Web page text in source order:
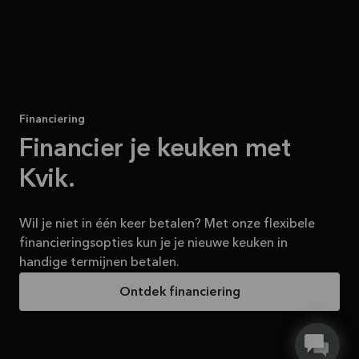
Financiering
Financier je keuken met
Kvik.
Wil je niet in één keer betalen? Met onze flexibele
financieringsopties kun je je nieuwe keuken in
handige termijnen betalen.
Ontdek financiering